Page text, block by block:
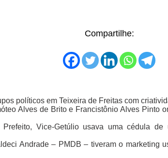
Compartilhe:
políticos em Teixeira de Freitas com
Alves de Brito e Francistônio Alves Pinto
Vice-Getúlio usava uma cédula
Andrade – PMDB – tiveram o marketing